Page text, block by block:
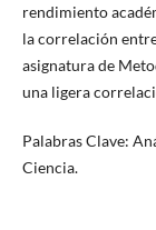
rendimiento
la correlación
asignatura de
una ligera
Palabras Clave:
Ciencia.